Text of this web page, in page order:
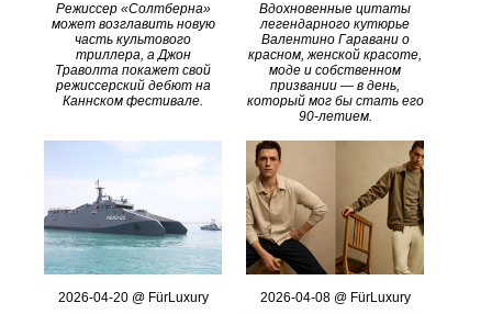
Режиссер «Солтберна»
может возглавить новую
часть культового
триллера, а Джон
Траволта покажет свой
режиссерский дебют на
Каннском фестивале.
Вдохновенные цитаты
легендарного кутюрье
Валентино Гаравани о
красном, женской красоте,
моде и собственном
призвании — в день,
который мог бы стать его
90-летием.
2026-04-20 @ FürLuxury 2026-04-08 @ FürLuxury